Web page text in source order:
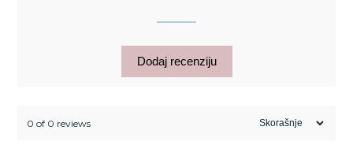
Dodaj recenziju
0 of 0 reviews